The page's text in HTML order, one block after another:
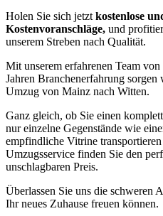
Holen Sie sich jetzt kostenlose
Kostenvoranschläge, und
unserem Streben nach Qualität.
Mit unserem erfahrenen Team
Jahren Branchenerfahrung
Umzug von Mainz nach Witten.
Ganz gleich, ob Sie einen
nur einzelne Gegenstände wie
empfindliche Vitrine
Umzugsservice finden Sie den
unschlagbaren Preis.
Überlassen Sie uns die schweren
Ihr neues Zuhause freuen können.